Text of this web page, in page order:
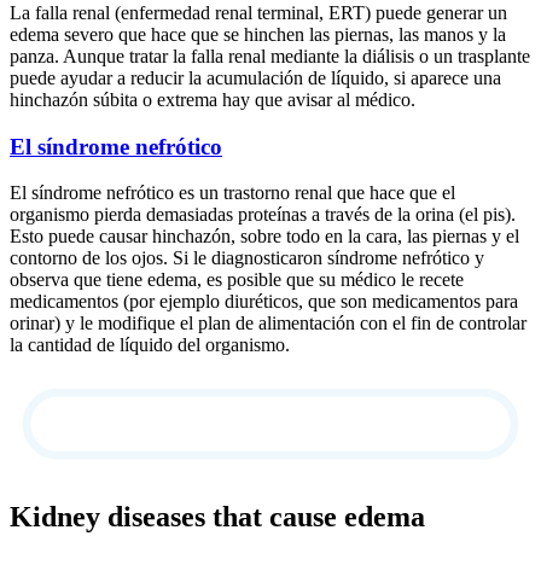
La falla renal (enfermedad renal terminal, ERT) puede generar un
edema severo que hace que se hinchen las piernas, las manos y la
panza. Aunque tratar la falla renal mediante la diálisis o un trasplante
puede ayudar a reducir la acumulación de líquido, si aparece una
hinchazón súbita o extrema hay que avisar al médico.
El síndrome nefrótico
El síndrome nefrótico es un trastorno renal que hace que el
organismo pierda demasiadas proteínas a través de la orina (el pis).
Esto puede causar hinchazón, sobre todo en la cara, las piernas y el
contorno de los ojos. Si le diagnosticaron síndrome nefrótico y
observa que tiene edema, es posible que su médico le recete
medicamentos (por ejemplo diuréticos, que son medicamentos para
orinar) y le modifique el plan de alimentación con el fin de controlar
la cantidad de líquido del organismo.
Kidney diseases that cause edema